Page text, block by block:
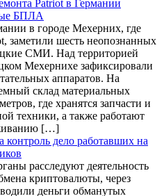
Patriot в Германии
БПЛА
в городе Мехерних, где
заметили шесть неопознанных
СМИ. Над территорией
Мехернихе зафиксировали
аппаратов. На
склад материальных
где хранятся запчасти и
техники, а также работают
[…]
контроль дело работавших на
расследуют деятельность
криптовалюты, через
деньги обманутых